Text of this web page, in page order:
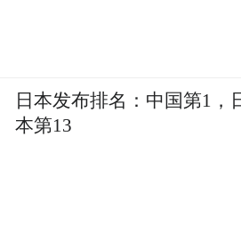
日本发布排名：中国第1，
本第13